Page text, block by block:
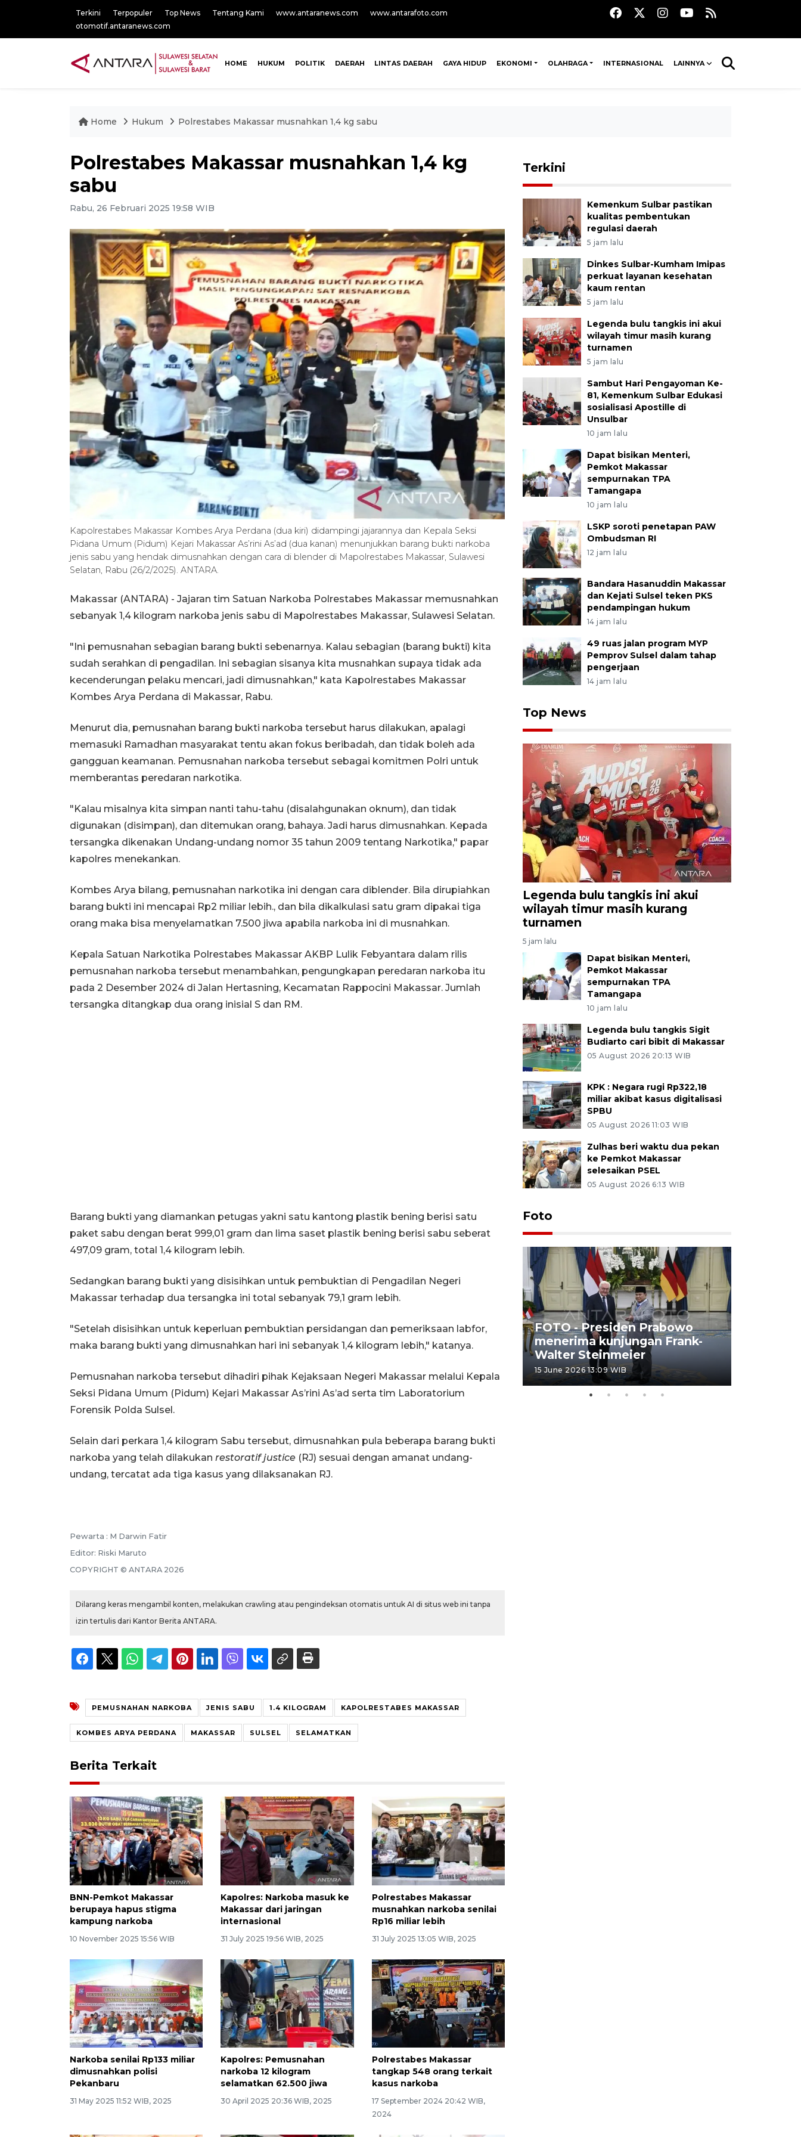
Terkini Terpopuler Top News Tentang Kami www.antaranews.com
www.antarafoto.com
otomotif.antaranews.com
HOME HUKUM POLITIK DAERAH LINTAS DAERAH GAYA HIDUP EKONOMI OLAHRAGA INTERNASIONAL LAINNYA
Home Hukum Polrestabes Makassar musnahkan 1,4 kg sabu
Polrestabes Makassar musnahkan 1,4 kg
sabu
Rabu, 26 Februari 2025 19:58 WIB
Kapolrestabes Makassar Kombes Arya Perdana (dua kiri) didampingi jajarannya dan Kepala Seksi
Pidana Umum (Pidum) Kejari Makassar As’rini As’ad (dua kanan) menunjukkan barang bukti narkoba
jenis sabu yang hendak dimusnahkan dengan cara di blender di Mapolrestabes Makassar, Sulawesi
Selatan, Rabu (26/2/2025). ANTARA.
Makassar (ANTARA) - Jajaran tim Satuan Narkoba Polrestabes Makassar memusnahkan
sebanyak 1,4 kilogram narkoba jenis sabu di Mapolrestabes Makassar, Sulawesi Selatan.
"Ini pemusnahan sebagian barang bukti sebenarnya. Kalau sebagian (barang bukti) kita
sudah serahkan di pengadilan. Ini sebagian sisanya kita musnahkan supaya tidak ada
kecenderungan pelaku mencari, jadi dimusnahkan," kata Kapolrestabes Makassar
Kombes Arya Perdana di Makassar, Rabu.
Menurut dia, pemusnahan barang bukti narkoba tersebut harus dilakukan, apalagi
memasuki Ramadhan masyarakat tentu akan fokus beribadah, dan tidak boleh ada
gangguan keamanan. Pemusnahan narkoba tersebut sebagai komitmen Polri untuk
memberantas peredaran narkotika.
"Kalau misalnya kita simpan nanti tahu-tahu (disalahgunakan oknum), dan tidak
digunakan (disimpan), dan ditemukan orang, bahaya. Jadi harus dimusnahkan. Kepada
tersangka dikenakan Undang-undang nomor 35 tahun 2009 tentang Narkotika," papar
kapolres menekankan.
Kombes Arya bilang, pemusnahan narkotika ini dengan cara diblender. Bila dirupiahkan
barang bukti ini mencapai Rp2 miliar lebih., dan bila dikalkulasi satu gram dipakai tiga
orang maka bisa menyelamatkan 7.500 jiwa apabila narkoba ini di musnahkan.
Kepala Satuan Narkotika Polrestabes Makassar AKBP Lulik Febyantara dalam rilis
pemusnahan narkoba tersebut menambahkan, pengungkapan peredaran narkoba itu
pada 2 Desember 2024 di Jalan Hertasning, Kecamatan Rappocini Makassar. Jumlah
tersangka ditangkap dua orang inisial S dan RM.
Barang bukti yang diamankan petugas yakni satu kantong plastik bening berisi satu
paket sabu dengan berat 999,01 gram dan lima saset plastik bening berisi sabu seberat
497,09 gram, total 1,4 kilogram lebih.
Sedangkan barang bukti yang disisihkan untuk pembuktian di Pengadilan Negeri
Makassar terhadap dua tersangka ini total sebanyak 79,1 gram lebih.
"Setelah disisihkan untuk keperluan pembuktian persidangan dan pemeriksaan labfor,
maka barang bukti yang dimusnahkan hari ini sebanyak 1,4 kilogram lebih," katanya.
Pemusnahan narkoba tersebut dihadiri pihak Kejaksaan Negeri Makassar melalui Kepala
Seksi Pidana Umum (Pidum) Kejari Makassar As’rini As’ad serta tim Laboratorium
Forensik Polda Sulsel.
Selain dari perkara 1,4 kilogram Sabu tersebut, dimusnahkan pula beberapa barang bukti
narkoba yang telah dilakukan restoratif justice (RJ) sesuai dengan amanat undang-
undang, tercatat ada tiga kasus yang dilaksanakan RJ.
Pewarta : M Darwin Fatir
Editor: Riski Maruto
COPYRIGHT © ANTARA 2026
Dilarang keras mengambil konten, melakukan crawling atau pengindeksan otomatis untuk AI di situs web ini tanpa
izin tertulis dari Kantor Berita ANTARA.
PEMUSNAHAN NARKOBA JENIS SABU 1.4 KILOGRAM KAPOLRESTABES MAKASSAR
KOMBES ARYA PERDANA MAKASSAR SULSEL SELAMATKAN
Berita Terkait
BNN-Pemkot Makassar
berupaya hapus stigma
kampung narkoba
10 November 2025 15:56 WIB
Kapolres: Narkoba masuk ke
Makassar dari jaringan
internasional
31 July 2025 19:56 WIB, 2025
Polrestabes Makassar
musnahkan narkoba senilai
Rp16 miliar lebih
31 July 2025 13:05 WIB, 2025
Narkoba senilai Rp133 miliar
dimusnahkan polisi
Pekanbaru
31 May 2025 11:52 WIB, 2025
Kapolres: Pemusnahan
narkoba 12 kilogram
selamatkan 62.500 jiwa
30 April 2025 20:36 WIB, 2025
Polrestabes Makassar
tangkap 548 orang terkait
kasus narkoba
17 September 2024 20:42 WIB,
2024
Terkini
Kemenkum Sulbar pastikan
kualitas pembentukan
regulasi daerah
5 jam lalu
Dinkes Sulbar-Kumham Imipas
perkuat layanan kesehatan
kaum rentan
5 jam lalu
Legenda bulu tangkis ini akui
wilayah timur masih kurang
turnamen
5 jam lalu
Sambut Hari Pengayoman Ke-
81, Kemenkum Sulbar Edukasi
sosialisasi Apostille di
Unsulbar
10 jam lalu
Dapat bisikan Menteri,
Pemkot Makassar
sempurnakan TPA
Tamangapa
10 jam lalu
LSKP soroti penetapan PAW
Ombudsman RI
12 jam lalu
Bandara Hasanuddin Makassar
dan Kejati Sulsel teken PKS
pendampingan hukum
14 jam lalu
49 ruas jalan program MYP
Pemprov Sulsel dalam tahap
pengerjaan
14 jam lalu
Top News
Legenda bulu tangkis ini akui
wilayah timur masih kurang
turnamen
5 jam lalu
Dapat bisikan Menteri,
Pemkot Makassar
sempurnakan TPA
Tamangapa
10 jam lalu
Legenda bulu tangkis Sigit
Budiarto cari bibit di Makassar
05 August 2026 20:13 WIB
KPK : Negara rugi Rp322,18
miliar akibat kasus digitalisasi
SPBU
05 August 2026 11:03 WIB
Zulhas beri waktu dua pekan
ke Pemkot Makassar
selesaikan PSEL
05 August 2026 6:13 WIB
Foto
FOTO - Kirab memperingati
HUT ke-80 Raja Keraton
Yogyakarta
FOTO - Presiden Prabowo
menerima kunjungan Frank-
Walter Steinmeier
15 June 2026 13:09 WIB